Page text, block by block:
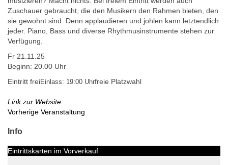
Zuschauer gebraucht, die den Musikern den Rahmen bieten, den
sie gewohnt sind. Denn applaudieren und johlen kann letztendlich
jeder. Piano, Bass und diverse Rhythmusinstrumente stehen zur
Verfügung.
Fr 21.11.25
Beginn: 20.00 Uhr
Eintritt freiEinlass: 19:00 Uhrfreie Platzwahl
Link zur Website
Vorherige Veranstaltung
Info
Eintrittskarten im Vorverkauf